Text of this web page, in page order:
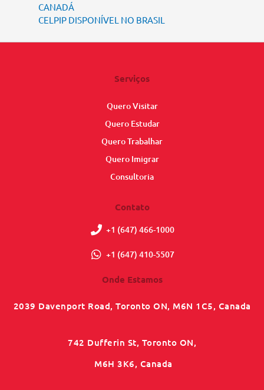
CANADÁ
CELPIP DISPONÍVEL NO BRASIL
Serviços
Quero Visitar
Quero Estudar
Quero Trabalhar
Quero Imigrar
Consultoria
Contato
+1 (647) 466-1000
+1 (647) 410-5507
Onde Estamos
2039 Davenport Road, Toronto ON, M6N 1C5, Canada
742 Dufferin St, Toronto ON,
M6H 3K6, Canada